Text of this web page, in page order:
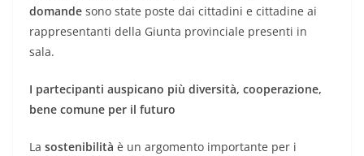
domande sono state poste dai cittadini e cittadine ai
rappresentanti della Giunta provinciale presenti in
sala.
I partecipanti auspicano più diversità, cooperazione,
bene comune per il futuro
La sostenibilità è un argomento importante per i